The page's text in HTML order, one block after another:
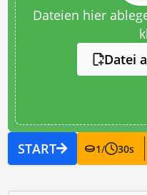
Dateien hier
Datei
START 1/ 30s